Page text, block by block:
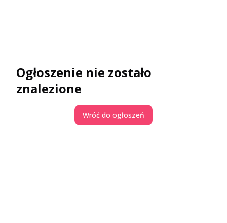
Ogłoszenie nie zostało
znalezione
Wróć do ogłoszeń